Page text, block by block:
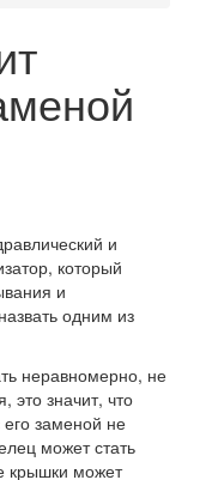
и
который
и
одним из
неравномерно, не
это значит, что
его заменой не
может стать
крышки может